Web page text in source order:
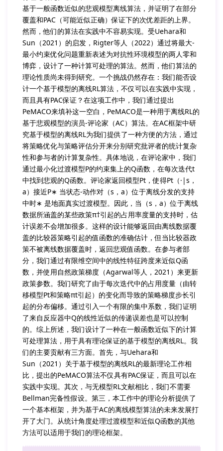
基于一般函数近似的悲观模型离线算法，并证明了在部分
覆盖和PAC（可能近似正确）保证下的次优差距的上界。
然而，他们的算法在实践中不容易实现。受Uehara和
Sun（2021）的启发，Rigter等人（2022）通过将最大-
最小约束优化问题重新表述为对抗性环境模型的两人零和
博弈，设计了一种计算可处理的算法。然而，他们算法的
理论性质尚未得到研究。一个挑战仍然存在：我们能否设
计一个基于模型的离线RL算法，不仅可以在实践中实现，
而且具有PAC保证？在这项工作中，我们通过提出
PeMACO来填补这一空白，PeMACO是一种用于离线RL的
基于悲观模型的演员-评论家（AC）算法。在AC框架中研
究基于模型的离线RL为我们提供了一种方便的方法，通过
将策略优化与策略评估分开来分别研究批评者的统计复杂
性和参与者的计算复杂性。具体地说，在评论家中，我们
通过最小化过渡模型P的约束集上的Q函数，在每次迭代t
中找到悲观的Q函数。评论家返回模型Pt，使得Pt（·|s，
a）接近P∗ 当状态-动作对（s，a）位于离线分发的支持
中时∗ 是地面真实过渡模型。因此，当（s，a）位于离线
数据所涵盖的某些政策π†引起的占用率度量的支持时，估
计误差不会增加很多。这样的设计能够返回由离线数据覆
盖的比较器策略引起的值函数的准确估计，但当比较器政
策不被离线数据覆盖时，返回悲观值函数。在参与者部
分，我们通过有限维空间中的线性特征跨度来近似Q函
数，并使用自然政策梯度（Agarwal等人，2021）来更新
政策参数。我们研究了由于每次迭代中的占用度量（由转
移模型Pt和策略πt引起）的变化而导致的策略梯度步长引
起的分布偏移。通过引入一个有限的集中系数，我们证明
了来自反应器中Q的线性近似的传递误差也是可以控制
的。综上所述，我们设计了一种在一般函数近似下的计算
可处理算法，用于具有理论保证的基于模型的离线RL。我
们的主要贡献有三方面。首先，与Uehara和
Sun（2021）关于基于模型的离线RL的最新理论工作相
比，提出的PeMACO算法不仅具有PAC保证，而且可以在
实践中实现。其次，与无模型RL文献相比，我们不需要
Bellman完备性假设。第三，本工作中的理论分析提供了
一个基本框架，并为基于AC的离线模型算法的未来发展打
开了大门。从统计角度处理过渡模型和近似Q函数的其他
方法可以适用于我们的理论框架。